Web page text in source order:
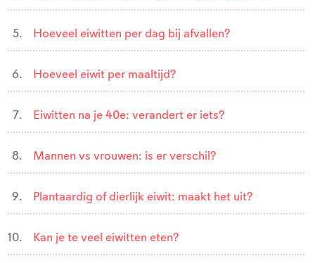
Hoeveel eiwitten per dag bij afvallen?
Hoeveel eiwit per maaltijd?
Eiwitten na je 40e: verandert er iets?
Mannen vs vrouwen: is er verschil?
Plantaardig of dierlijk eiwit: maakt het uit?
Kan je te veel eiwitten eten?